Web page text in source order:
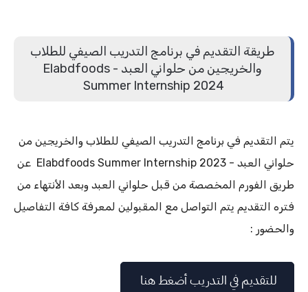
طريقة التقديم في برنامج التدريب الصيفي للطلاب
والخريجين من حلواني العبد - Elabdfoods
Summer Internship 2024
يتم التقديم في برنامج التدريب الصيفي للطلاب والخريجين من
حلواني العبد - Elabdfoods Summer Internship 2023 عن
طريق الفورم المخصصة من قبل حلواني العبد وبعد الأنتهاء من
فتره التقديم يتم التواصل مع المقبولين لمعرفة كافة التفاصيل
والحضور :
للتقديم في التدريب أضغط هنا